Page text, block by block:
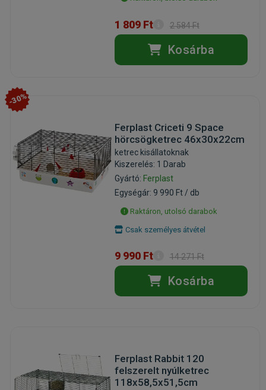
1 809 Ft 2 584 Ft
Kosárba
-30%
Ferplast Criceti 9 Space
hörcsögketrec 46x30x22cm
ketrec kisállatoknak
Kiszerelés: 1 Darab
Gyártó: Ferplast
Egységár: 9 990 Ft / db
Raktáron, utolsó darabok
Csak személyes átvétel
9 990 Ft 14 271 Ft
Kosárba
Ferplast Rabbit 120
felszerelt nyúlketrec
118x58,5x51,5cm